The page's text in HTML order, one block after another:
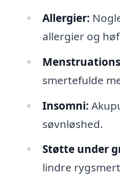
Allergier:
allergier og
smertefulde
Insomni:
søvnløshed.
Støtte under
lindre